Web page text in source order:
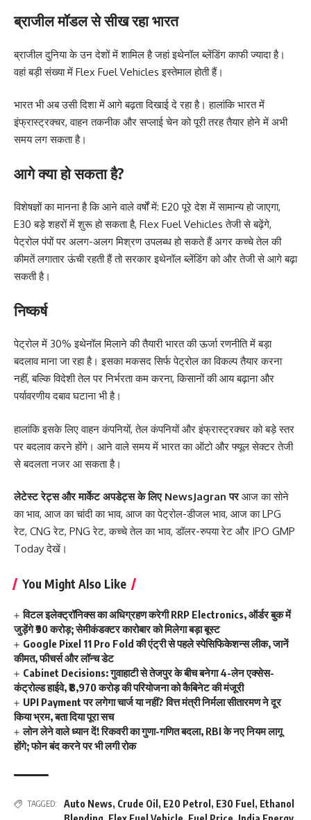
ब्राजील मॉडल से सीख रहा भारत
ब्राजील दुनिया के उन देशों में शामिल है जहां इथेनॉल ब्लेंडिंग काफी ज्यादा है।
वहां बड़ी संख्या में Flex Fuel Vehicles इस्तेमाल होती हैं।
भारत भी अब उसी दिशा में आगे बढ़ता दिखाई दे रहा है। हालांकि भारत में
इंफ्रास्ट्रक्चर, वाहन तकनीक और सप्लाई चेन को पूरी तरह तैयार होने में अभी
समय लग सकता है।
आगे क्या हो सकता है?
विशेषज्ञों का मानना है कि आने वाले वर्षों में: E20 पूरे देश में सामान्य हो जाएगा,
E30 बड़े शहरों में शुरू हो सकता है, Flex Fuel Vehicles तेजी से बढ़ेंगे,
पेट्रोल पंपों पर अलग-अलग मिश्रण उपलब्ध हो सकते हैं अगर कच्चे तेल की
कीमतें लगातार ऊंची रहती हैं तो सरकार इथेनॉल ब्लेंडिंग को और तेजी से आगे बढ़ा
सकती है।
निष्कर्ष
पेट्रोल में 30% इथेनॉल मिलाने की तैयारी भारत की ऊर्जा रणनीति में बड़ा
बदलाव माना जा रहा है। इसका मकसद सिर्फ पेट्रोल का विकल्प तैयार करना
नहीं, बल्कि विदेशी तेल पर निर्भरता कम करना, किसानों की आय बढ़ाना और
पर्यावरणीय दबाव घटाना भी है।
हालांकि इसके लिए वाहन कंपनियों, तेल कंपनियों और इंफ्रास्ट्रक्चर को बड़े स्तर
पर बदलाव करने होंगे। आने वाले समय में भारत का ऑटो और फ्यूल सेक्टर तेजी
से बदलता नजर आ सकता है।
लेटेस्ट रेट्स और मार्केट अपडेट्स के लिए NewsJagran पर आज का सोने
का भाव, आज का चांदी का भाव, आज का पेट्रोल-डीजल भाव, आज का LPG
रेट, CNG रेट, PNG रेट,कच्चे तेल का भाव,डॉलर-रुपया रेट और IPO GMP
Todayदेखें।
You Might Also Like
विटल इलेक्ट्रॉनिक्स का अधिग्रहण करेगी RRP Electronics, ऑर्डर बुक में
जुड़ेंगे ₹90 करोड़; सेमीकंडक्टर कारोबार को मिलेगा बड़ा बूस्ट
Google Pixel 11 Pro Fold की एंट्री से पहले स्पेसिफिकेशन्स लीक, जानें
कीमत, फीचर्स और लॉन्च डेट
Cabinet Decisions: गुवाहाटी से तेजपुर के बीच बनेगा 4-लेन एक्सेस-
कंट्रोल्ड हाईवे, ₹8,970 करोड़ की परियोजना को कैबिनेट की मंजूरी
UPI Payment पर लगेगा चार्ज या नहीं? वित्त मंत्री निर्मला सीतारमण ने दूर
किया भ्रम, बता दिया पूरा सच
लोन लेने वाले ध्यान दें! रिकवरी का गुणा-गणित बदला, RBI के नए नियम लागू
होंगे; फोन बंद करने पर भी लगी रोक
TAGGED: Auto News, Crude Oil , E20 Petrol , E30 Fuel , Ethanol